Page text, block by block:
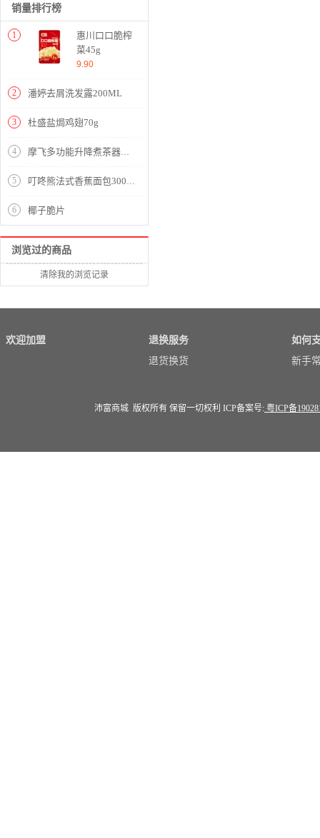
销量排行榜
1
惠川口口脆榨
菜45g
9.90
2 潘婷去屑洗发露200ML
3 杜盛盐焗鸡翅70g
4 摩飞多功能升降煮茶器办公室全自动小型养生壶家用大容量花茶壶MR6088【不锈钢/颜色】
5 叮咚熊法式香蕉面包300g巧克力味
6 椰子脆片
浏览过的商品
清除我的浏览记录
欢迎加盟
退换服务
退货换货
如何
新手
沛富商城 版权所有 保留一切权利 ICP备案号: 粤ICP备